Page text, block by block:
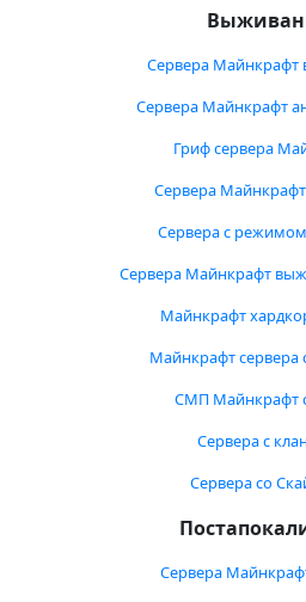
Сервера Майнкрафт
Сервера Майнкрафт
Гриф сервера
Сервера
Сервера с
Сервера Майнкрафт
Майнкрафт
Майнкрафт сервера
СМП Майнкрафт
Сервера с
Сервера со
Сервера